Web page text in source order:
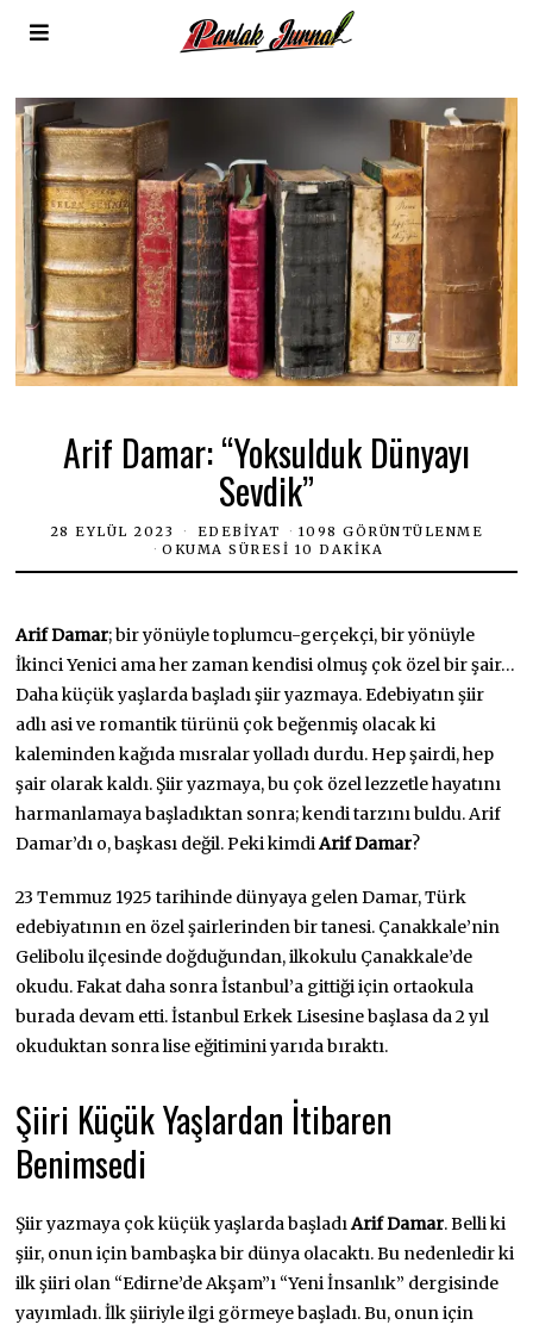
Arif Damar: “Yoksulduk Dünyayı
Sevdik”
28 EYLÜL 2023 EDEBIYAT
1098 GÖRÜNTÜLENME
OKUMA SÜRESI 10 DAKIKA
Arif Damar; bir yönüyle toplumcu-gerçekçi, bir yönüyle
İkinci Yenici ama her zaman kendisi olmuş çok özel bir şair…
Daha küçük yaşlarda başladı şiir yazmaya. Edebiyatın şiir
adlı asi ve romantik türünü çok beğenmiş olacak ki
kaleminden kağıda mısralar yolladı durdu. Hep şairdi, hep
şair olarak kaldı. Şiir yazmaya, bu çok özel lezzetle hayatını
harmanlamaya başladıktan sonra; kendi tarzını buldu. Arif
Damar’dı o, başkası değil. Peki kimdiArif Damar?
23 Temmuz 1925 tarihinde dünyaya gelen Damar, Türk
edebiyatının en özel şairlerinden bir tanesi. Çanakkale’nin
Gelibolu ilçesinde doğduğundan, ilkokulu Çanakkale’de
okudu. Fakat daha sonra İstanbul’a gittiği için ortaokula
burada devam etti. İstanbul Erkek Lisesine başlasa da 2 yıl
okuduktan sonra lise eğitimini yarıda bıraktı.
Şiiri Küçük Yaşlardan İtibaren
Benimsedi
Şiir yazmaya çok küçük yaşlarda başladıArif Damar. Belli ki
şiir, onun için bambaşka bir dünya olacaktı. Bu nedenledir ki
ilk şiiri olan “Edirne’de Akşam”ı “Yeni İnsanlık” dergisinde
yayımladı. İlk şiiriyle ilgi görmeye başladı. Bu, onun için